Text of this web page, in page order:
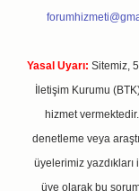
Yasal Uyarı: Sitemiz,
İletişim Kurumu
hizmet
denetleme veya
üyelerimiz
üye olarak bu